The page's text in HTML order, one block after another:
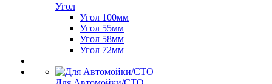
Угол
Угол 100мм
Угол 55мм
Угол 58мм
Угол 72мм